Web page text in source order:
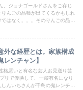
、ジョナゴールドさんをご存じ
んごの品種が出てくるかもしれ
はなく。。。そのりんごの品種
外な経歴とは。家族構成
ンチャン】
格悪いと有名な芸人お見送り芸
リで優勝して、一躍有名になり
んいちさんが千鳥の鬼レンチャ